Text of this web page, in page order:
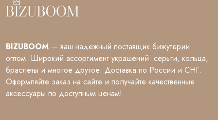
BIZUBOOM — ваш надежный поставщик бижутерии
оптом. Широкий ассортимент украшений: серьги, кольца,
браслеты и многое другое. Доставка по России и СНГ.
Оформляйте заказ на сайте и получайте качественные
аксессуары по доступным ценам!